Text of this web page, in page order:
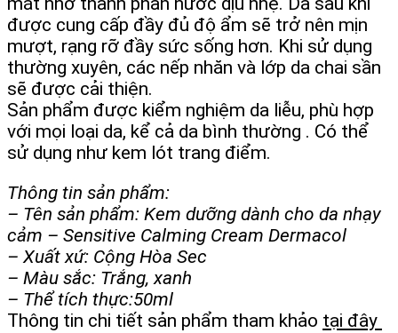
được cung cấp đầy đủ độ ẩm sẽ trở nên mịn
mượt, rạng rỡ đầy sức sống hơn. Khi sử dụng
thường xuyên, các nếp nhăn và lớp da chai sần
sẽ được cải thiện.
Sản phẩm được kiểm nghiệm da liễu, phù hợp
với mọi loại da, kể cả da bình thường . Có thể
sử dụng như kem lót trang điểm.
Thông tin sản phẩm:
– Tên sản phẩm: Kem dưỡng dành cho da nhạy
cảm – Sensitive Calming Cream Dermacol
– Xuất xứ: Cộng Hòa Sec
– Màu sắc: Trắng, xanh
– Thể tích thực:50ml
Thông tin chi tiết sản phẩm tham khảo tại đây